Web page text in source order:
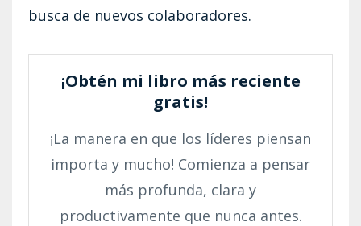
busca de nuevos colaboradores.
¡Obtén mi libro más reciente
gratis!
¡La manera en que los líderes piensan
importa y mucho! Comienza a pensar
más profunda, clara y
productivamente que nunca antes.